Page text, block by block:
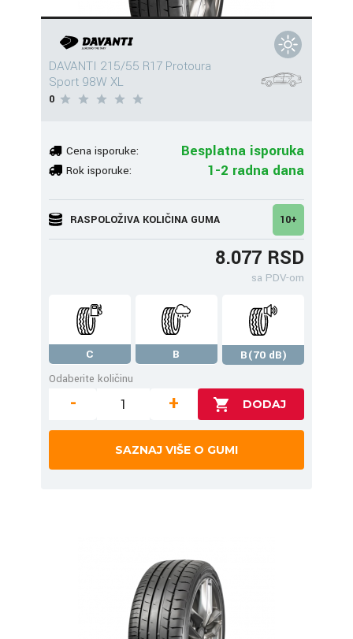
DAVANTI 215/55 R17 Protoura
Sport 98W XL
0
Cena isporuke: Besplatna isporuka
Rok isporuke: 1-2 radna dana
RASPOLOŽIVA KOLIČINA GUMA 10+
8.077 RSD
sa PDV-om
C B
B(70 dB)
Odaberite količinu
- +
SAZNAJ VIŠE O GUMI